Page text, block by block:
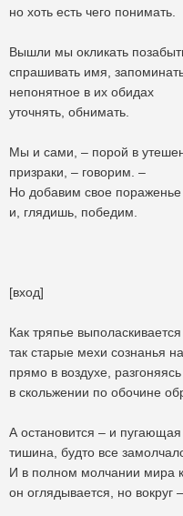
но хоть есть чего понимать.
Вышли мы окликать
спрашивать имя,
непонятное в их обидах
уточнять, обнимать.
Мы и сами, – порой в
призраки, – говорим. –
Но добавим свое
и, глядишь, победим.
[вход]
Как тряпье выполаскивается
так старые мехи сознанья
прямо в воздухе, разгоняясь
в скольжении по обочине
А остановится – и пугающая
тишина, будто все
И в полном молчании мира
он оглядывается, но вокруг